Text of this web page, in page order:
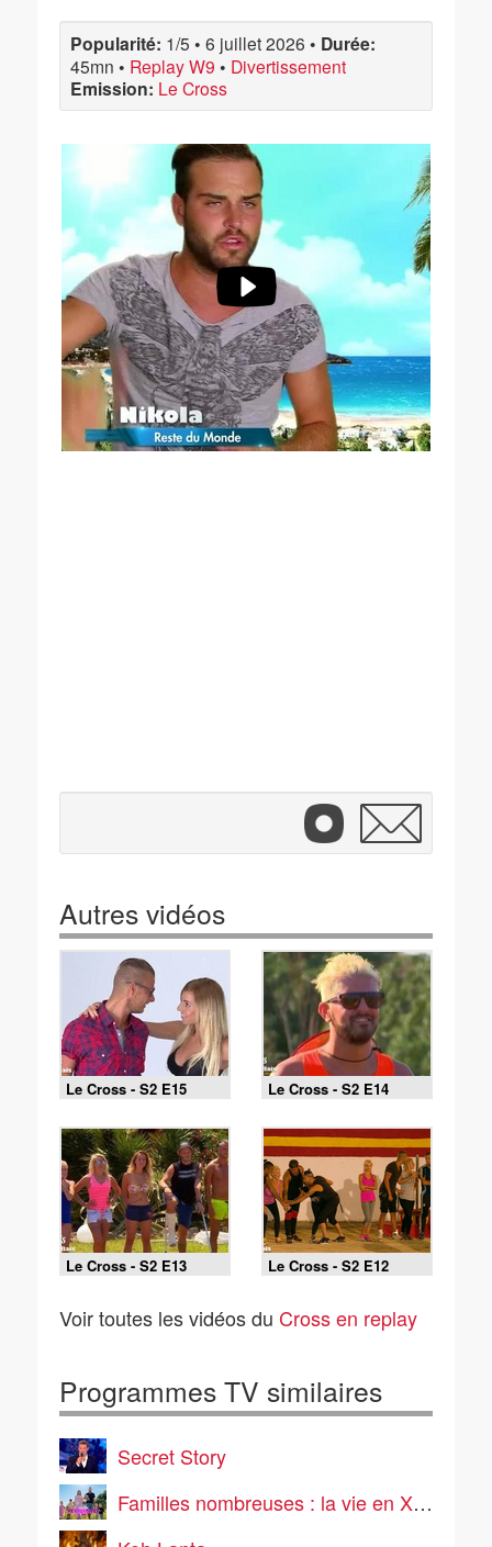
Popularité: 1/5 • 6 juillet 2026 • Durée:
45mn • Replay W9 • Divertissement
Emission: Le Cross
Autres vidéos
Le Cross - S2 E15 Le Cross - S2 E14
Le Cross - S2 E13 Le Cross - S2 E12
Voir toutes les vidéos du Cross en replay
Programmes TV similaires
Secret Story
Familles nombreuses : la vie en XXL